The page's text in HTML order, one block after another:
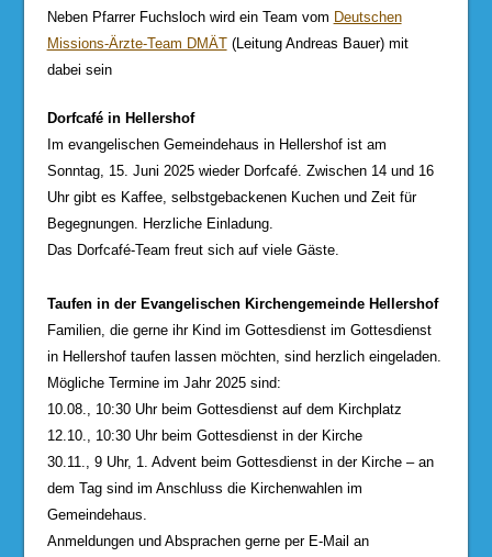
Neben Pfarrer Fuchsloch wird ein Team vom Deutschen
Missions-Ärzte-Team DMÄT(Leitung Andreas Bauer) mit
dabei sein
Dorfcafé in Hellershof
Im evangelischen Gemeindehaus in Hellershof ist am
Sonntag, 15. Juni 2025 wieder Dorfcafé. Zwischen 14 und 16
Uhr gibt es Kaffee, selbstgebackenen Kuchen und Zeit für
Begegnungen. Herzliche Einladung.
Das Dorfcafé-Team freut sich auf viele Gäste.
Taufen in der Evangelischen Kirchengemeinde Hellershof
Familien, die gerne ihr Kind im Gottesdienst im Gottesdienst
in Hellershof taufen lassen möchten, sind herzlich eingeladen.
Mögliche Termine im Jahr 2025 sind:
10.08., 10:30 Uhr beim Gottesdienst auf dem Kirchplatz
12.10., 10:30 Uhr beim Gottesdienst in der Kirche
30.11., 9 Uhr, 1. Advent beim Gottesdienst in der Kirche – an
dem Tag sind im Anschluss die Kirchenwahlen im
Gemeindehaus.
Anmeldungen und Absprachen gerne per E-Mail an